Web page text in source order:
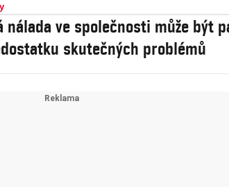
nálada ve společnosti může být
skutečných problémů